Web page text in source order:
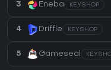
3 Eneba KEYSHOP
4 Driffle KEYSHOP
5 Gameseal